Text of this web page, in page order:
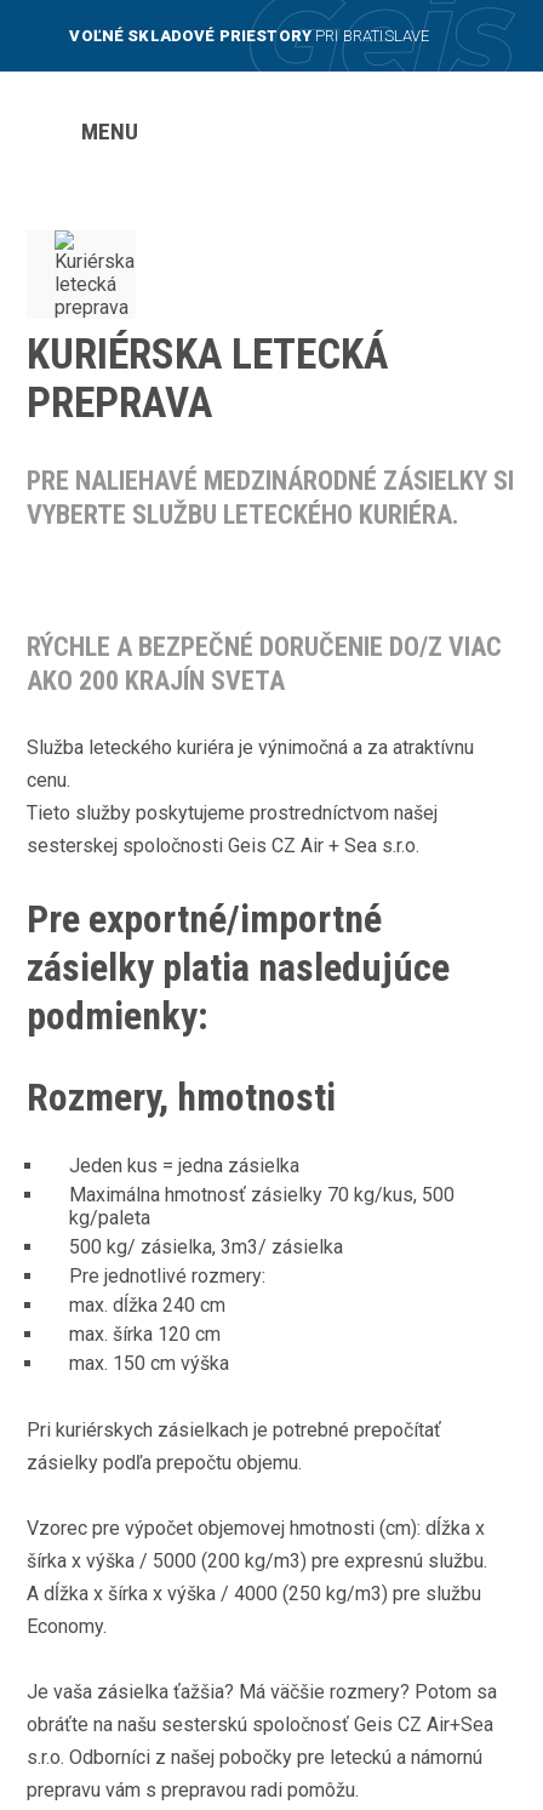
VOĽNÉ SKLADOVÉ PRIESTORYPRI BRATISLAVE
MENU
KURIÉRSKA LETECKÁ
PREPRAVA
PRE NALIEHAVÉ MEDZINÁRODNÉ ZÁSIELKY SI
VYBERTE SLUŽBU LETECKÉHO KURIÉRA.
RÝCHLE A BEZPEČNÉ DORUČENIE DO/Z VIAC
AKO 200 KRAJÍN SVETA
Služba leteckého kuriéra je výnimočná a za atraktívnu
cenu.
Tieto služby poskytujeme prostredníctvom našej
sesterskej spoločnosti Geis CZ Air + Sea s.r.o.
Pre exportné/importné
zásielky platia nasledujúce
podmienky:
Rozmery, hmotnosti
Jeden kus = jedna zásielka
Maximálna hmotnosť zásielky 70 kg/kus, 500
kg/paleta
500 kg/ zásielka, 3m3/ zásielka
Pre jednotlivé rozmery:
max. dĺžka 240 cm
max. šírka 120 cm
max. 150 cm výška
Pri kuriérskych zásielkach je potrebné prepočítať
zásielky podľa prepočtu objemu.
Vzorec pre výpočet objemovej hmotnosti (cm): dĺžka x
šírka x výška / 5000 (200 kg/m3) pre expresnú službu.
A dĺžka x šírka x výška / 4000 (250 kg/m3) pre službu
Economy.
Je vaša zásielka ťažšia? Má väčšie rozmery? Potom sa
obráťte na našu sesterskú spoločnosť Geis CZ Air+Sea
s.r.o. Odborníci z našej pobočky pre leteckú a námornú
prepravu vám s prepravou radi pomôžu.